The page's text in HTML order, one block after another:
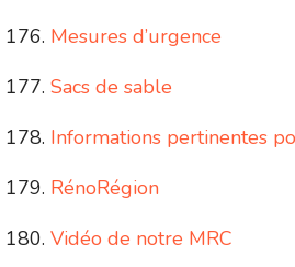
Mesures d’urgence
Sacs de sable
Informations pertinentes
RénoRégion
Vidéo de notre MRC